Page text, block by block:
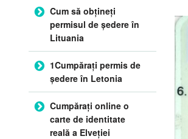
Cum să obțineți
permisul de ședere în
Lituania
1Cumpărați permis de
ședere în Letonia
Cumpărați online o
carte de identitate
reală a Elveției